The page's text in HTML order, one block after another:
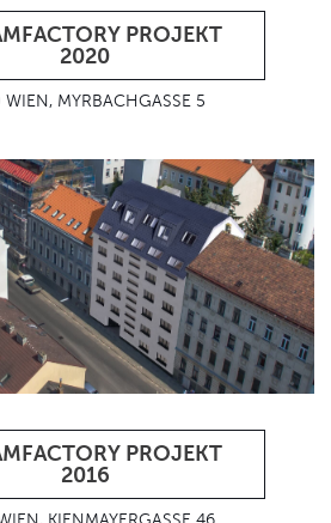
PROJEKT
2020
WIEN, MYRBACHGASSE 5
PROJEKT
2016